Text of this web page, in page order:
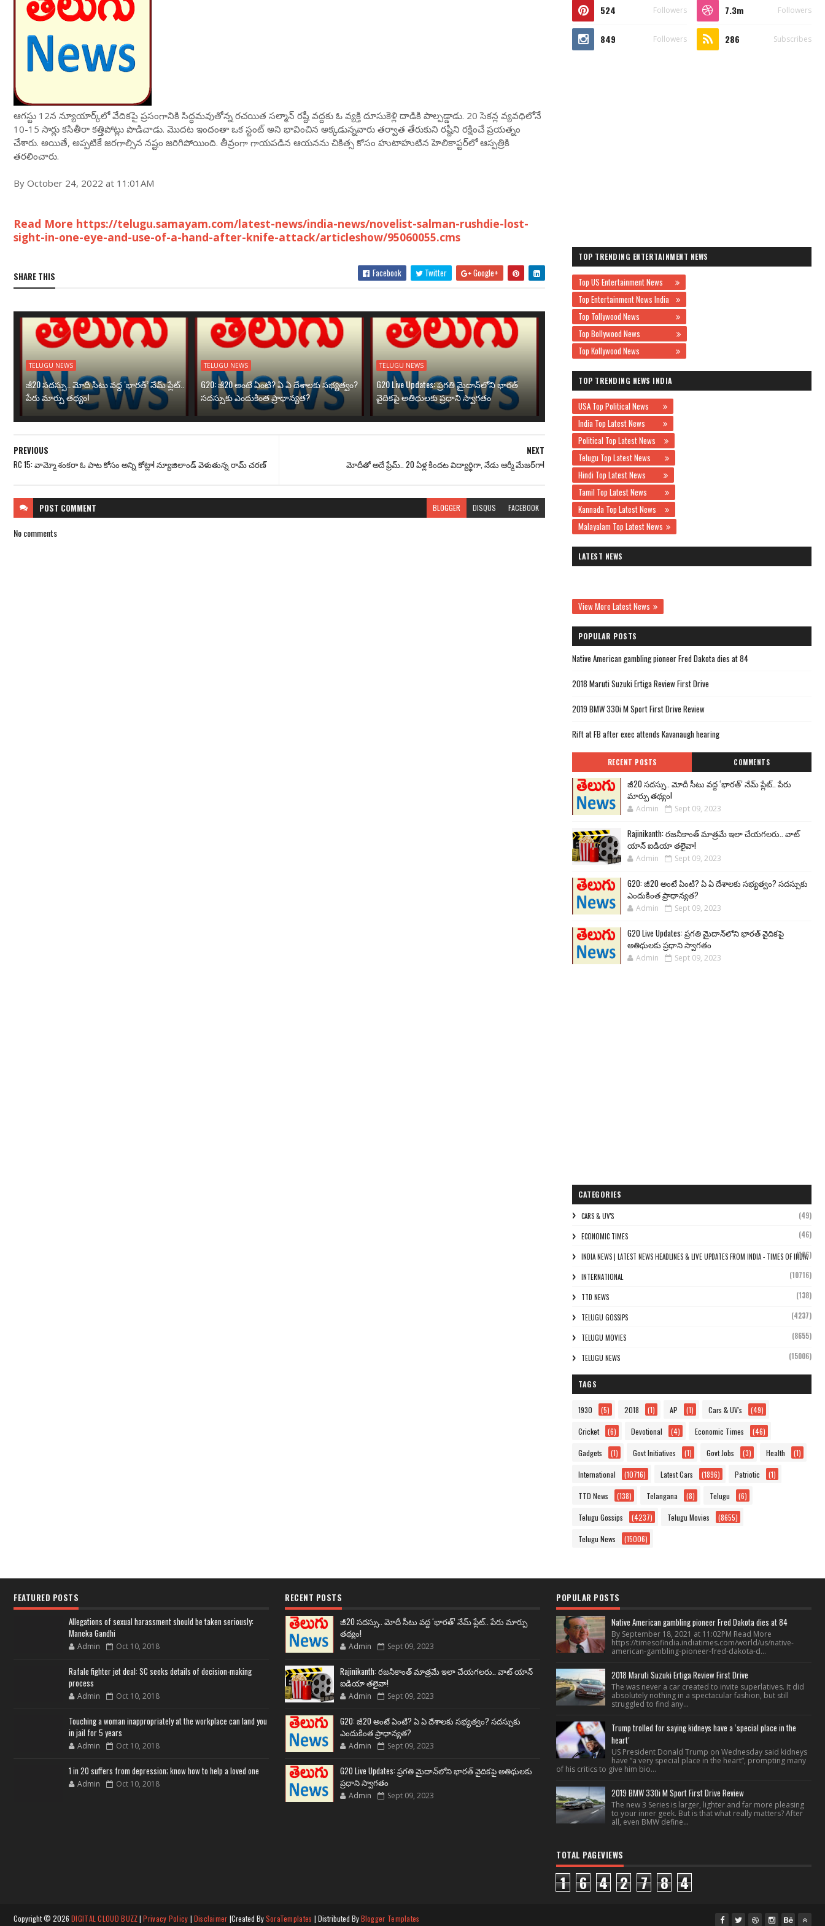
ఆగస్టు 12న న్యూయార్క్‌లో వేదికపై ప్రసంగానికి సిద్ధమవుతోన్న రచయిత సల్మాన్ రష్దీ వద్దకు ఓ వ్యక్తి దూసుకెళ్లి దాడికి పాల్పడ్డాడు. 20 సెకన్ల వ్యవధిలోనే
10-15 సార్లు కసితీరా కత్తిపోట్లు పొడిచాడు. మొదట ఇందంతా ఒక స్టంట్ అని భావించిన అక్కడున్నవారు తర్వాత తేరుకుని రష్దీని రక్షించే ప్రయత్నం
చేశారు. అయితే, అప్పటికే జరగాల్సిన నష్టం జరిగిపోయింది. తీవ్రంగా గాయపడిన ఆయనను చికిత్స కోసం హుటాహుటిన హెలికాప్టర్‌లో ఆస్పత్రికి
తరలించారు.
By October 24, 2022 at 11:01AM
Read More https://telugu.samayam.com/latest-news/india-news/novelist-salman-rushdie-lost-
sight-in-one-eye-and-use-of-a-hand-after-knife-attack/articleshow/95060055.cms
SHARE THIS Facebook Twitter Google+
TELUGU NEWS
జీ20 సదస్సు.. మోదీ సీటు వద్ద ‘భారత్’ నేమ్ ప్లేట్‌..
పేరు మార్పు తథ్యం!
TELUGU NEWS
G20: జీ20 అంటే ఏంటి? ఏ ఏ దేశాలకు సభ్యత్వం?
సదస్సుకు ఎందుకింత ప్రాధాన్యత?
TELUGU NEWS
G20 Live Updates: ప్రగతి మైదాన్‌లోని భారత్
వైదికపై అతిథులకు ప్రధాని స్వాగతం
NEXT
మోదీతో అదే ఫ్రేమ్.. 20 ఏళ్ల కిందట విద్యార్థిగా, నేడు ఆర్మీ మేజర్‌గా!
PREVIOUS
RC 15: వామ్మో శంక‌రా ఓ పాట కోసం అన్ని కోట్లా! న్యూజిలాండ్ వెళుతున్న రామ్ చ‌ర‌ణ్‌
POST COMMENT BLOGGER DISQUS FACEBOOK
No comments
524 Followers 7.3m Followers
849 Followers 286 Subscribes
TOP TRENDING ENTERTAINMENT NEWS
Top US Entertainment News
Top Entertainment News India
Top Tollywood News
Top Bollywood News
Top Kollywood News
TOP TRENDING NEWS INDIA
USA Top Political News
India Top Latest News
Political Top Latest News
Telugu Top Latest News
Hindi Top Latest News
Tamil Top Latest News
Kannada Top Latest News
Malayalam Top Latest News
LATEST NEWS
View More Latest News
POPULAR POSTS
Native American gambling pioneer Fred Dakota dies at 84
2018 Maruti Suzuki Ertiga Review First Drive
2019 BMW 330i M Sport First Drive Review
Rift at FB after exec attends Kavanaugh hearing
RECENT POSTS COMMENTS
జీ20 సదస్సు.. మోదీ సీటు వద్ద ‘భారత్’ నేమ్ ప్లేట్‌.. పేరు
మార్పు తథ్యం!
Admin Sept 09, 2023
Rajinikanth: రజనీకాంత్ మాత్రమే ఇలా చేయగలరు.. వాట్
యాన్ ఐడియా తలైవా!
Admin Sept 09, 2023
G20: జీ20 అంటే ఏంటి? ఏ ఏ దేశాలకు సభ్యత్వం? సదస్సుకు
ఎందుకింత ప్రాధాన్యత?
Admin Sept 09, 2023
G20 Live Updates: ప్రగతి మైదాన్‌లోని భారత్ వైదికపై
అతిథులకు ప్రధాని స్వాగతం
Admin Sept 09, 2023
CATEGORIES
CARS & UV'S (49)
ECONOMIC TIMES (46)
INDIA NEWS | LATEST NEWS HEADLINES & LIVE UPDATES FROM INDIA - TIMES OF INDIA
(106)
INTERNATIONAL (10716)
TTD NEWS (138)
TELUGU GOSSIPS (4237)
TELUGU MOVIES (8655)
TELUGU NEWS (15006)
TAGS
1930 (5) 2018 (1) AP (1) Cars & UV's (49)
Cricket (6) Devotional (4) Economic Times (46)
Gadgets (1) Govt Initiatives (1) Govt Jobs (3) Health (1)
International (10716) Latest Cars (1896) Patriotic (1)
TTD News (138) Telangana (8) Telugu (6)
Telugu Gossips (4237) Telugu Movies (8655)
Telugu News (15006)
FEATURED POSTS
Allegations of sexual harassment should be taken seriously:
Maneka Gandhi
Admin Oct 10, 2018
Rafale fighter jet deal: SC seeks details of decision-making
process
Admin Oct 10, 2018
Touching a woman inappropriately at the workplace can land you
in jail for 5 years
Admin Oct 10, 2018
1 in 20 suffers from depression; know how to help a loved one
Admin Oct 10, 2018
RECENT POSTS
జీ20 సదస్సు.. మోదీ సీటు వద్ద ‘భారత్’ నేమ్ ప్లేట్‌.. పేరు మార్పు
తథ్యం!
Admin Sept 09, 2023
Rajinikanth: రజనీకాంత్ మాత్రమే ఇలా చేయగలరు.. వాట్ యాన్
ఐడియా తలైవా!
Admin Sept 09, 2023
G20: జీ20 అంటే ఏంటి? ఏ ఏ దేశాలకు సభ్యత్వం? సదస్సుకు
ఎందుకింత ప్రాధాన్యత?
Admin Sept 09, 2023
G20 Live Updates: ప్రగతి మైదాన్‌లోని భారత్ వైదికపై అతిథులకు
ప్రధాని స్వాగతం
Admin Sept 09, 2023
POPULAR POSTS
Native American gambling pioneer Fred Dakota dies at 84
By September 18, 2021 at 11:02PM Read More
https://timesofindia.indiatimes.com/world/us/native-
american-gambling-pioneer-fred-dakota-d...
2018 Maruti Suzuki Ertiga Review First Drive
The was never a car created to invite superlatives. It did
absolutely nothing in a spectacular fashion, but still
struggled to find any...
Trump trolled for saying kidneys have a ‘special place in the
heart’
US President Donald Trump on Wednesday said kidneys
have “a very special place in the heart”, prompting many
of his critics to give him bio...
2019 BMW 330i M Sport First Drive Review
The new 3 Series is larger, lighter and far more pleasing
to your inner geek. But is that what really matters? After
all, even BMW define...
TOTAL PAGEVIEWS
1 6 4 2 7 8 4
Copyright © 2026 DIGITAL CLOUD BUZZ|Privacy Policy | Disclaimer |Created BySoraTemplates | Distributed ByBlogger Templates